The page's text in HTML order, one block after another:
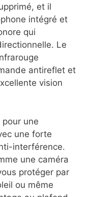
et il
intégré et
qui
Le
antireflet et
vision
pour une
une forte
interférence.
une caméra
protéger par
ou même